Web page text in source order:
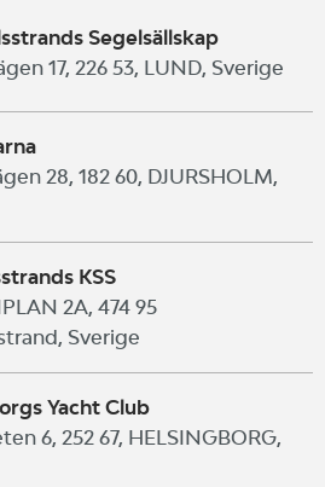
Segelsällskap
17, 226 53, LUND, Sverige
28, 182 60, DJURSHOLM,
KSS
2A, 474 95
Sverige
Yacht Club
6, 252 67, HELSINGBORG,